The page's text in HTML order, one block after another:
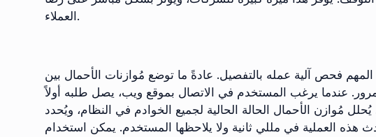
العملاء.
فحص آلية عمله بالتفصيل. عادةً ما توضع مُوازنات الأحمال بين
عندما يرغب المستخدم في الاتصال بموقع ويب، يصل طلبه أولاً
مُوازن الأحمال الحالة الحالية لجميع الخوادم في النظام، ويُحدد
هذه العملية في مللي ثانية ولا يلاحظها المستخدم. يمكن استخدام